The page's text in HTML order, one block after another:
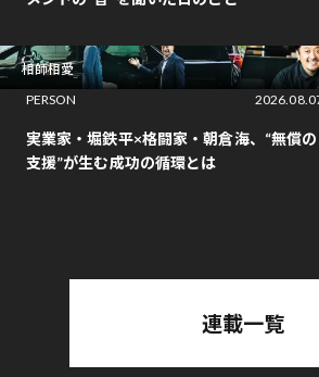
相師相愛
PERSON
実業家・堀鉄平×格闘家・朝倉海、“無償の
支援”が生む成功の循環とは
連載一覧